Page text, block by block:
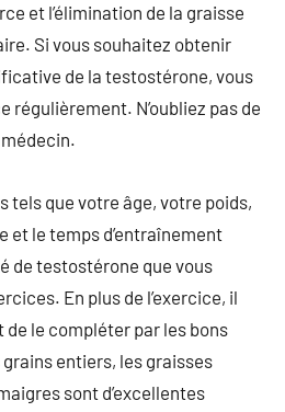
et l’élimination de la graisse
Si vous souhaitez obtenir
de la testostérone, vous
régulièrement. N’oubliez pas de
tels que votre âge, votre poids,
et le temps d’entraînement
de testostérone que vous
En plus de l’exercice, il
le compléter par les bons
entiers, les graisses
sont d’excellentes